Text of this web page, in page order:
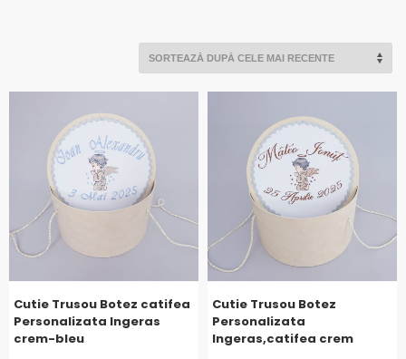
Cutie Trusou Botez catifea
Personalizata Ingeras
crem-bleu
Cutie Trusou Botez
Personalizata
Ingeras,catifea crem